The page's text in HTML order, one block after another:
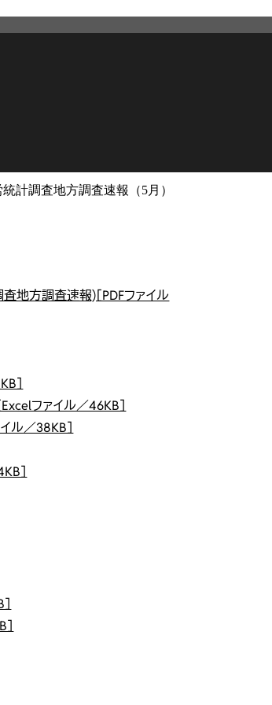
計調査地方調査速報（5月）
地方調査速報)［PDFファイル
］
ファイル／46KB］
ル／38KB］
］